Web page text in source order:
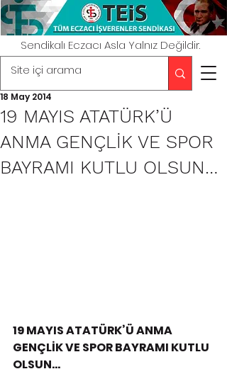
Sendikalı Eczacı Asla Yalnız Değildir.
19 MAYIS ATATÜRK’Ü
ANMA GENÇLİK VE SPOR
BAYRAMI KUTLU OLSUN…
18 May 2014
19 MAYIS ATATÜRK’Ü ANMA
GENÇLİK VE SPOR BAYRAMI KUTLU
OLSUN…